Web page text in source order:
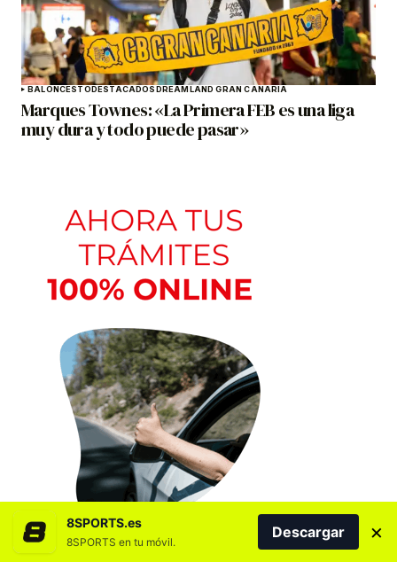
BALONCESTO DESTACADOS DREAMLAND GRAN CANARIA
Marques Townes: «La Primera FEB es una liga
muy dura y todo puede pasar»
8SPORTS.es
8SPORTS en tu móvil.
Descargar ×